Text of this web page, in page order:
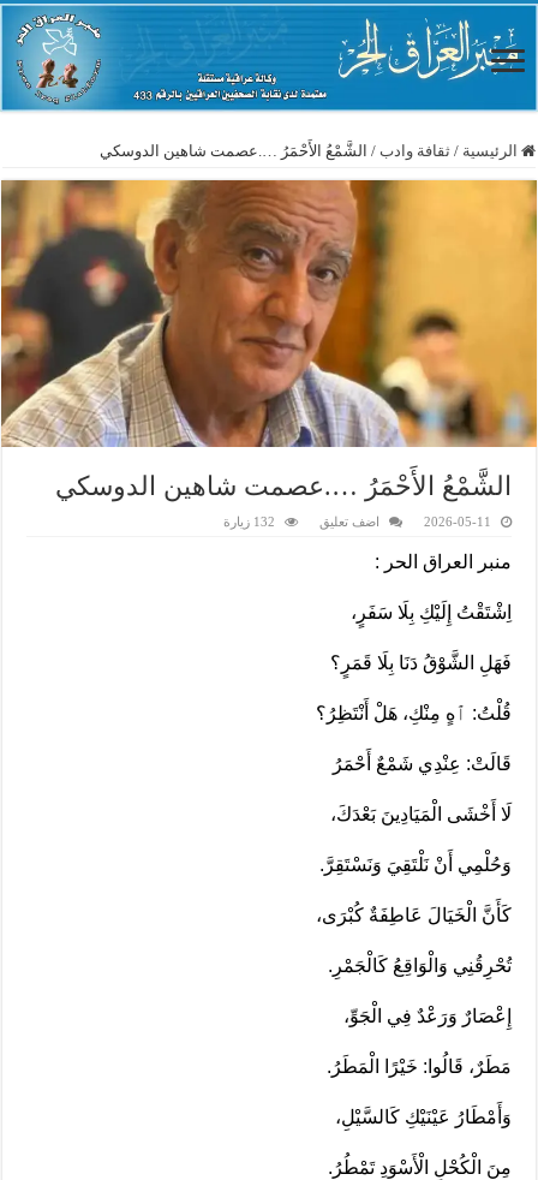
الرئيسية / ثقافة وادب / الشَّمْعُ الأَحْمَرُ ….عصمت شاهين الدوسكي
الشَّمْعُ الأَحْمَرُ ….عصمت شاهين الدوسكي
2026-05-11 اضف تعليق 132 زيارة
منبر العراق الحر :
اِشْتَقْتُ إِلَيْكِ بِلَا سَفَرٍ،
فَهَلِ الشَّوْقُ دَنَا بِلَا قَمَرٍ؟
قُلْتُ: ٱهٍ مِنْكِ، هَلْ أَنْتَظِرُ؟
قَالَتْ: عِنْدِي شَمْعٌ أَحْمَرُ
لَا أَخْشَى الْمَيَادِينَ بَعْدَكَ،
وَحُلْمِي أَنْ نَلْتَقِيَ وَنَسْتَقِرَّ.
كَأَنَّ الْخَيَالَ عَاطِفَةٌ كُبْرَى،
تُحْرِقُنِي وَالْوَاقِعُ كَالْجَمْرِ.
إِعْصَارٌ وَرَعْدٌ فِي الْجَوِّ،
مَطَرٌ، قَالُوا: خَيْرًا الْمَطَرُ.
وَأَمْطَارُ عَيْنَيْكِ كَالسَّيْلِ،
مِنَ الْكُحْلِ الْأَسْوَدِ تَمْطُرُ.